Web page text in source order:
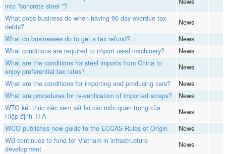
into "concrete steel "?
What does business do when having 90 day-overdue tax
debts?
News
What do businesses do to get a tax refund?
News
What conditions are required to import used machinery?
News
What are the conditions for steel imports from China to
enjoy preferential tax rates?
News
What are the conditions for importing and producing cars?
News
What are procedures for re-verification of imported scraps?
News
WTO kết thúc việc xem xét lại các mốc quan trọng của
Hiệp định TFA
News
WCO publishes new guide to the ECCAS Rules of Origin
News
WB continues to fund for Vietnam in infrastructure
development
News